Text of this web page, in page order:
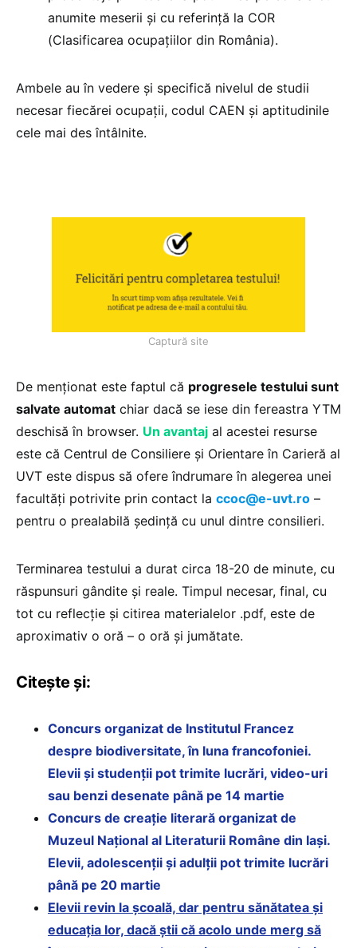
anumite meserii și cu referință la COR
(Clasificarea ocupațiilor din România).
Ambele au în vedere și specifică nivelul de studii
necesar fiecărei ocupații, codul CAEN și aptitudinile
cele mai des întâlnite.
Captură site
De menționat este faptul că progresele testului sunt
salvate automat chiar dacă se iese din fereastra YTM
deschisă în browser. Un avantaj al acestei resurse
este că Centrul de Consiliere și Orientare în Carieră al
UVT este dispus să ofere îndrumare în alegerea unei
facultăți potrivite prin contact la ccoc@e-uvt.ro –
pentru o prealabilă ședință cu unul dintre consilieri.
Terminarea testului a durat circa 18-20 de minute, cu
răspunsuri gândite și reale. Timpul necesar, final, cu
tot cu reflecție și citirea materialelor .pdf, este de
aproximativ o oră – o oră și jumătate.
Citește și:
Concurs organizat de Institutul Francez
despre biodiversitate, în luna francofoniei.
Elevii și studenții pot trimite lucrări, video-uri
sau benzi desenate până pe 14 martie
Concurs de creație literară organizat de
Muzeul Național al Literaturii Române din Iași.
Elevii, adolescenții și adulții pot trimite lucrări
până pe 20 martie
Elevii revin la școală, dar pentru sănătatea și
educația lor, dacă știi că acolo unde merg să